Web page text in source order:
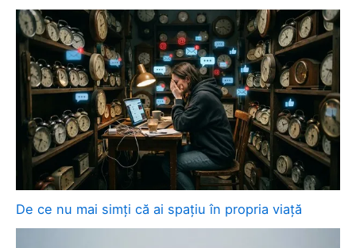
De ce nu mai simți că ai spațiu în propria viață